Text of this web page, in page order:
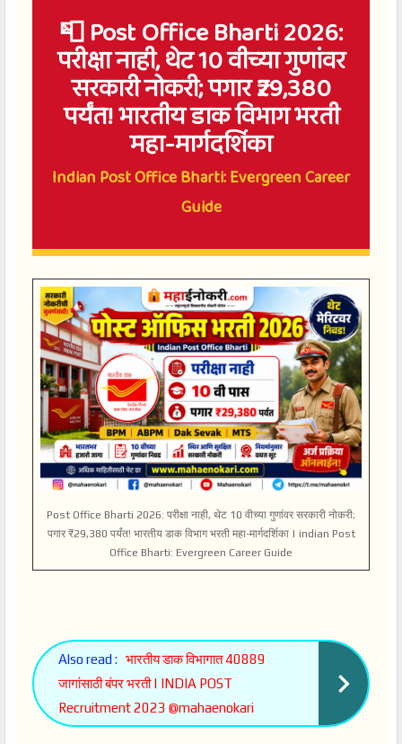
📮 Post Office Bharti 2026:
परीक्षा नाही, थेट 10 वीच्या गुणांवर
सरकारी नोकरी; पगार ₹29,380
पर्यंत! भारतीय डाक विभाग भरती
महा-मार्गदर्शिका
Indian Post Office Bharti: Evergreen Career
Guide
Post Office Bharti 2026: परीक्षा नाही, थेट 10 वीच्या गुणांवर सरकारी नोकरी;
पगार ₹29,380 पर्यंत! भारतीय डाक विभाग भरती महा-मार्गदर्शिका | indian Post
Office Bharti: Evergreen Career Guide
Also read : भारतीय डाक विभागात 40889
जागांसाठी बंपर भरती | INDIA POST
Recruitment 2023 @mahaenokari